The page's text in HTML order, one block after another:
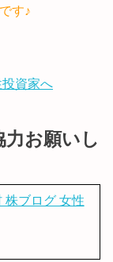
す♪
お願いし